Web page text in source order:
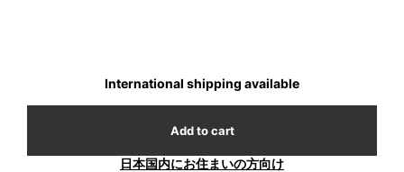
International shipping available
Add to cart
日本国内にお住まいの方向け